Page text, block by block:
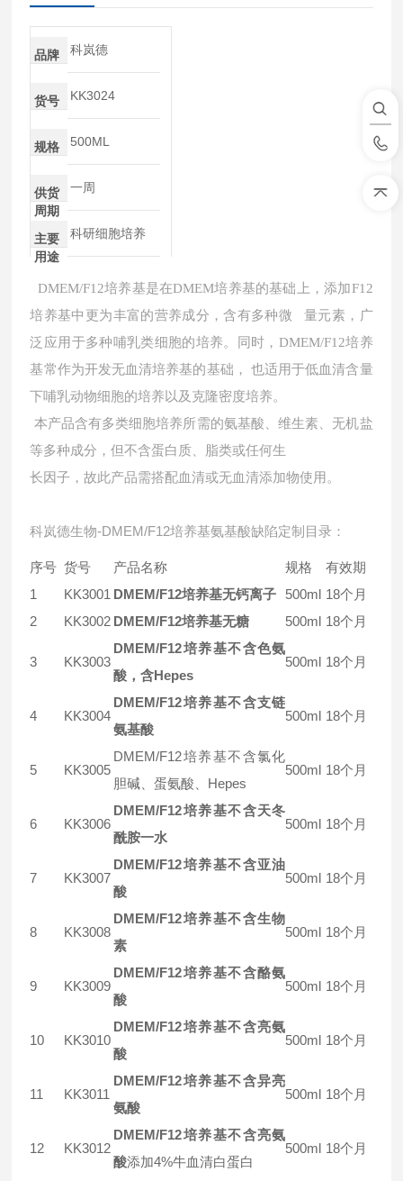
品牌 科岚德
货号 KK3024
规格 500ML
供货
周期
一周
主要
用途
科研细胞培养
DMEM/F12培养基是在DMEM培养基的基础上，添加F12
培养基中更为丰富的营养成分，含有多种微 量元素，广
泛应用于多种哺乳类细胞的培养。同时，DMEM/F12培养
基常作为开发无血清培养基的基础， 也适用于低血清含量
下哺乳动物细胞的培养以及克隆密度培养。
本产品含有多类细胞培养所需的氨基酸、维生素、无机盐
等多种成分，但不含蛋白质、脂类或任何生
长因子，故此产品需搭配血清或无血清添加物使用。
科岚德生物-DMEM/F12培养基氨基酸缺陷定制目录：
序号 货号 产品名称 规格
有效期
1
KK3001 DMEM/F12培养基无钙离子 500ml 18个月
2
KK3002 DMEM/F12培养基无糖 500ml 18个月
3 KK3003
DMEM/F12培养基不含色氨
酸，含Hepes
500ml 18个月
4 KK3004
DMEM/F12培养基不含支链
氨基酸
500ml 18个月
5 KK3005
DMEM/F12培养基不含氯化
胆碱、蛋氨酸、Hepes
500ml 18个月
6 KK3006
DMEM/F12培养基不含天冬
酰胺一水
500ml 18个月
7 KK3007
DMEM/F12培养基不含亚油
酸
500ml 18个月
8 KK3008
DMEM/F12培养基不含生物
素
500ml 18个月
9 KK3009
DMEM/F12培养基不含酪氨
酸
500ml 18个月
10 KK3010
DMEM/F12培养基不含亮氨
酸
500ml 18个月
11 KK3011
DMEM/F12培养基不含异亮
氨酸
500ml 18个月
12 KK3012
DMEM/F12培养基不含亮氨
酸添加4%牛血清白蛋白
500ml 18个月